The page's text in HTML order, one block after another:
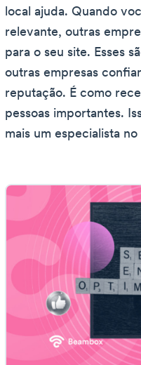
local ajuda. Quando
relevante, outras
para o seu site. Esses
outras empresas
reputação. É como
pessoas importantes.
mais um especialista